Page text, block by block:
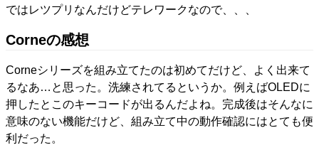
ではレツプリなんだけどテレワークなので、、、
Corneの感想
Corneシリーズを組み立てたのは初めてだけど、よく出来て
るなあ…と思った。洗練されてるというか。例えばOLEDに
押したとこのキーコードが出るんだよね。完成後はそんなに
意味のない機能だけど、組み立て中の動作確認にはとても便
利だった。